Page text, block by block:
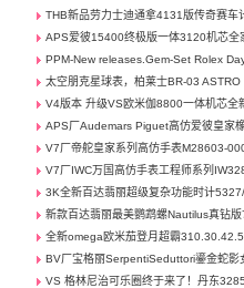
THB新品劳力士迪通拿4131版传奇赛车
APS爱彼15400终极版一体3120机芯全
PPM-New releases.Gem-Set Rolex
太空朋克星球表，柏莱士BR-03 ASTRO
V4版本 升级VS欧米伽8800一体机芯全
APS厂Audemars Piguet高仿爱彼皇家
V7厂帝舵皇家系列高仿手表M28603-
V7厂IWC万国高仿手表工程师系列
3K全新百达翡丽超级复杂功能时计
新款百达翡丽最美鹦鹉螺Nautilus真钻
全新omega欧米茄登月超霸
BV厂宝格丽SerpentiSeduttori鎏金蛇影
VS 格林尼治可乐圈终于来了！丹东